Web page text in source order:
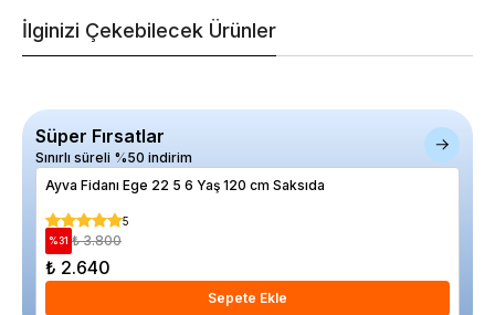
İlginizi Çekebilecek Ürünler
Süper Fırsatlar
Sınırlı süreli %50 indirim
Ayva Fidanı Ege 22 5 6 Yaş 120 cm Saksıda
5
%31 ₺ 3.800
₺ 2.640
Sepete Ekle